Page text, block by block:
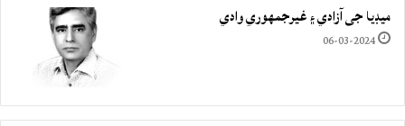
ميڊيا جي آزادي ۽ غيرجمھوري وادي
06-03-2024